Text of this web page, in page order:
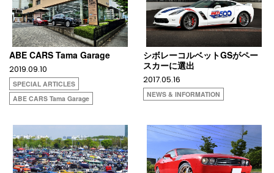
ABE CARS Tama Garage
2019.09.10
SPECIAL ARTICLES
ABE CARS Tama Garage
シボレーコルベットGSがペー
スカーに選出
2017.05.16
NEWS & INFORMATION